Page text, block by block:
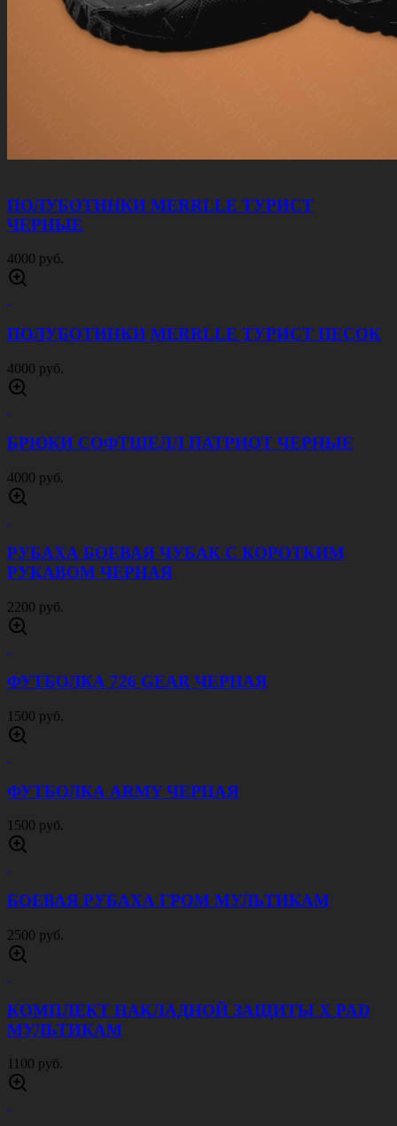
ПОЛУБОТИНКИ MERRLLE ТУРИСТ
ЧЕРНЫЕ
4000 руб.
ПОЛУБОТИНКИ MERRLLE ТУРИСТ ПЕСОК
4000 руб.
БРЮКИ СОФТШЕЛЛ ПАТРИОТ ЧЕРНЫЕ
4000 руб.
РУБАХА БОЕВАЯ ЧУБАК С КОРОТКИМ
РУКАВОМ ЧЕРНАЯ
2200 руб.
ФУТБОЛКА 726 GEAR ЧЕРНАЯ
1500 руб.
ФУТБОЛКА ARMY ЧЕРНАЯ
1500 руб.
БОЕВАЯ РУБАХА ГРОМ МУЛЬТИКАМ
2500 руб.
КОМПЛЕКТ НАКЛАДНОЙ ЗАЩИТЫ X PAD
МУЛЬТИКАМ
1100 руб.